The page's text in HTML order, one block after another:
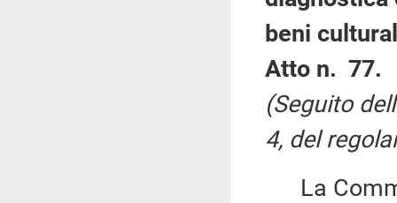
beni
Atto n. 77.
(Seguito
4, del
La